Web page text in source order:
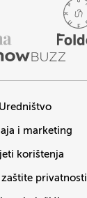
Uredništvo
i marketing
korištenja
zaštite privatnosti